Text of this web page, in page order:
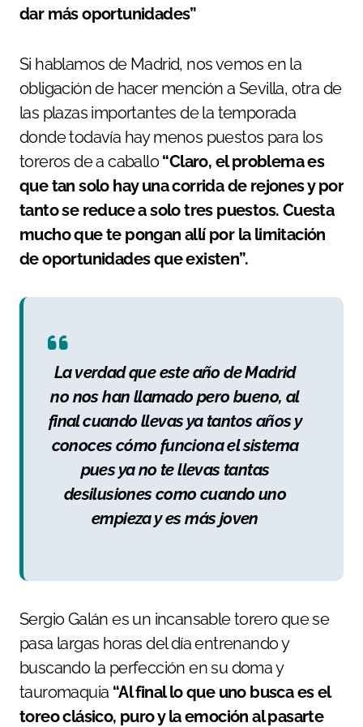
dar más oportunidades”
Si hablamos de Madrid, nos vemos en la
obligación de hacer mención a Sevilla, otra de
las plazas importantes de la temporada
donde todavía hay menos puestos para los
toreros de a caballo“Claro, el problema es
que tan solo hay una corrida de rejones y por
tanto se reduce a solo tres puestos. Cuesta
mucho que te pongan allí por la limitación
de oportunidades que existen”.
La verdad que este año de Madrid
no nos han llamado pero bueno, al
final cuando llevas ya tantos años y
conoces cómo funciona el sistema
pues ya no te llevas tantas
desilusiones como cuando uno
empieza y es más joven
Sergio Galán es un incansable torero que se
pasa largas horas del día entrenando y
buscando la perfección en su doma y
tauromaquia “Al final lo que uno busca es el
toreo clásico, puro y la emoción al pasarte